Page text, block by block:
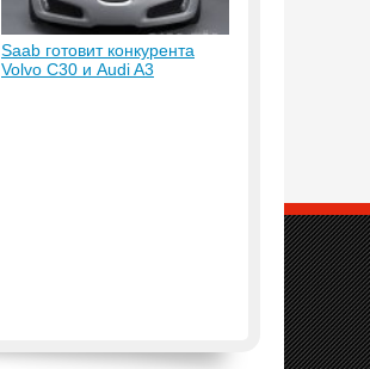
Saab готовит конкурента
Volvo C30 и Audi A3